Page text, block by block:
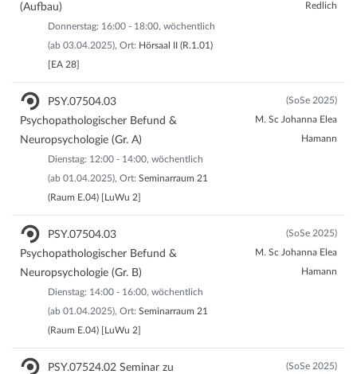
(Aufbau)
Donnerstag: 16:00 - 18:00, wöchentlich
(ab 03.04.2025), Ort: Hörsaal II (R.1.01)
[EA 28]
Redlich
PSY.07504.03
Psychopathologischer Befund &
Neuropsychologie (Gr. A)
Dienstag: 12:00 - 14:00, wöchentlich
(ab 01.04.2025), Ort: Seminarraum 21
(Raum E.04) [LuWu 2]
(SoSe 2025)
M. Sc Johanna Elea
Hamann
PSY.07504.03
Psychopathologischer Befund &
Neuropsychologie (Gr. B)
Dienstag: 14:00 - 16:00, wöchentlich
(ab 01.04.2025), Ort: Seminarraum 21
(Raum E.04) [LuWu 2]
(SoSe 2025)
M. Sc Johanna Elea
Hamann
PSY.07524.02 Seminar zu
(SoSe 2025)